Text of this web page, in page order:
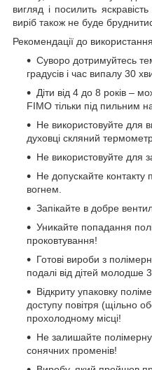
вигляд і посилить
виріб також не буде
Рекомендації до використання
Суворо дотримуйтесь
градусів і час випалу 30
Діти від 4 до 8 років –
FIMO тільки під пильним
Не використовуйте для
духовці скляний
Не використовуйте для
Не допускайте контакту
вогнем.
Запікайте в добре
Уникайте попадання
проковтування!
Готові вироби з
подалі від дітей молодше 3
Відкриту упаковку
доступу повітря (щільно
прохолодному місці!
Не залишайте
сонячних променів!